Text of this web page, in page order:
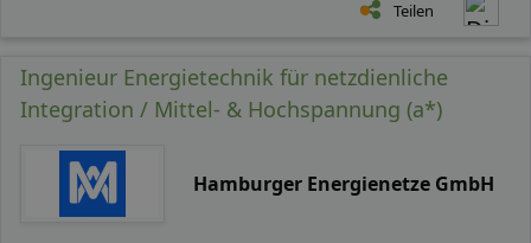
Teilen
Ingenieur Energietechnik für netzdienliche
Integration / Mittel- & Hochspannung (a*)
Hamburger Energienetze GmbH